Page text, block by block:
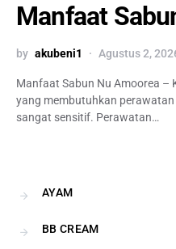
Manfaat
by akubeni1 Agustus 2,
Manfaat Sabun Nu Amoorea –
yang membutuhkan
sangat sensitif. Perawatan…
AYAM
BB CREAM